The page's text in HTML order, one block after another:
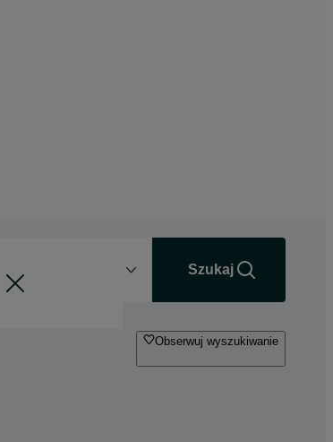
Szukaj
Obserwuj wyszukiwanie